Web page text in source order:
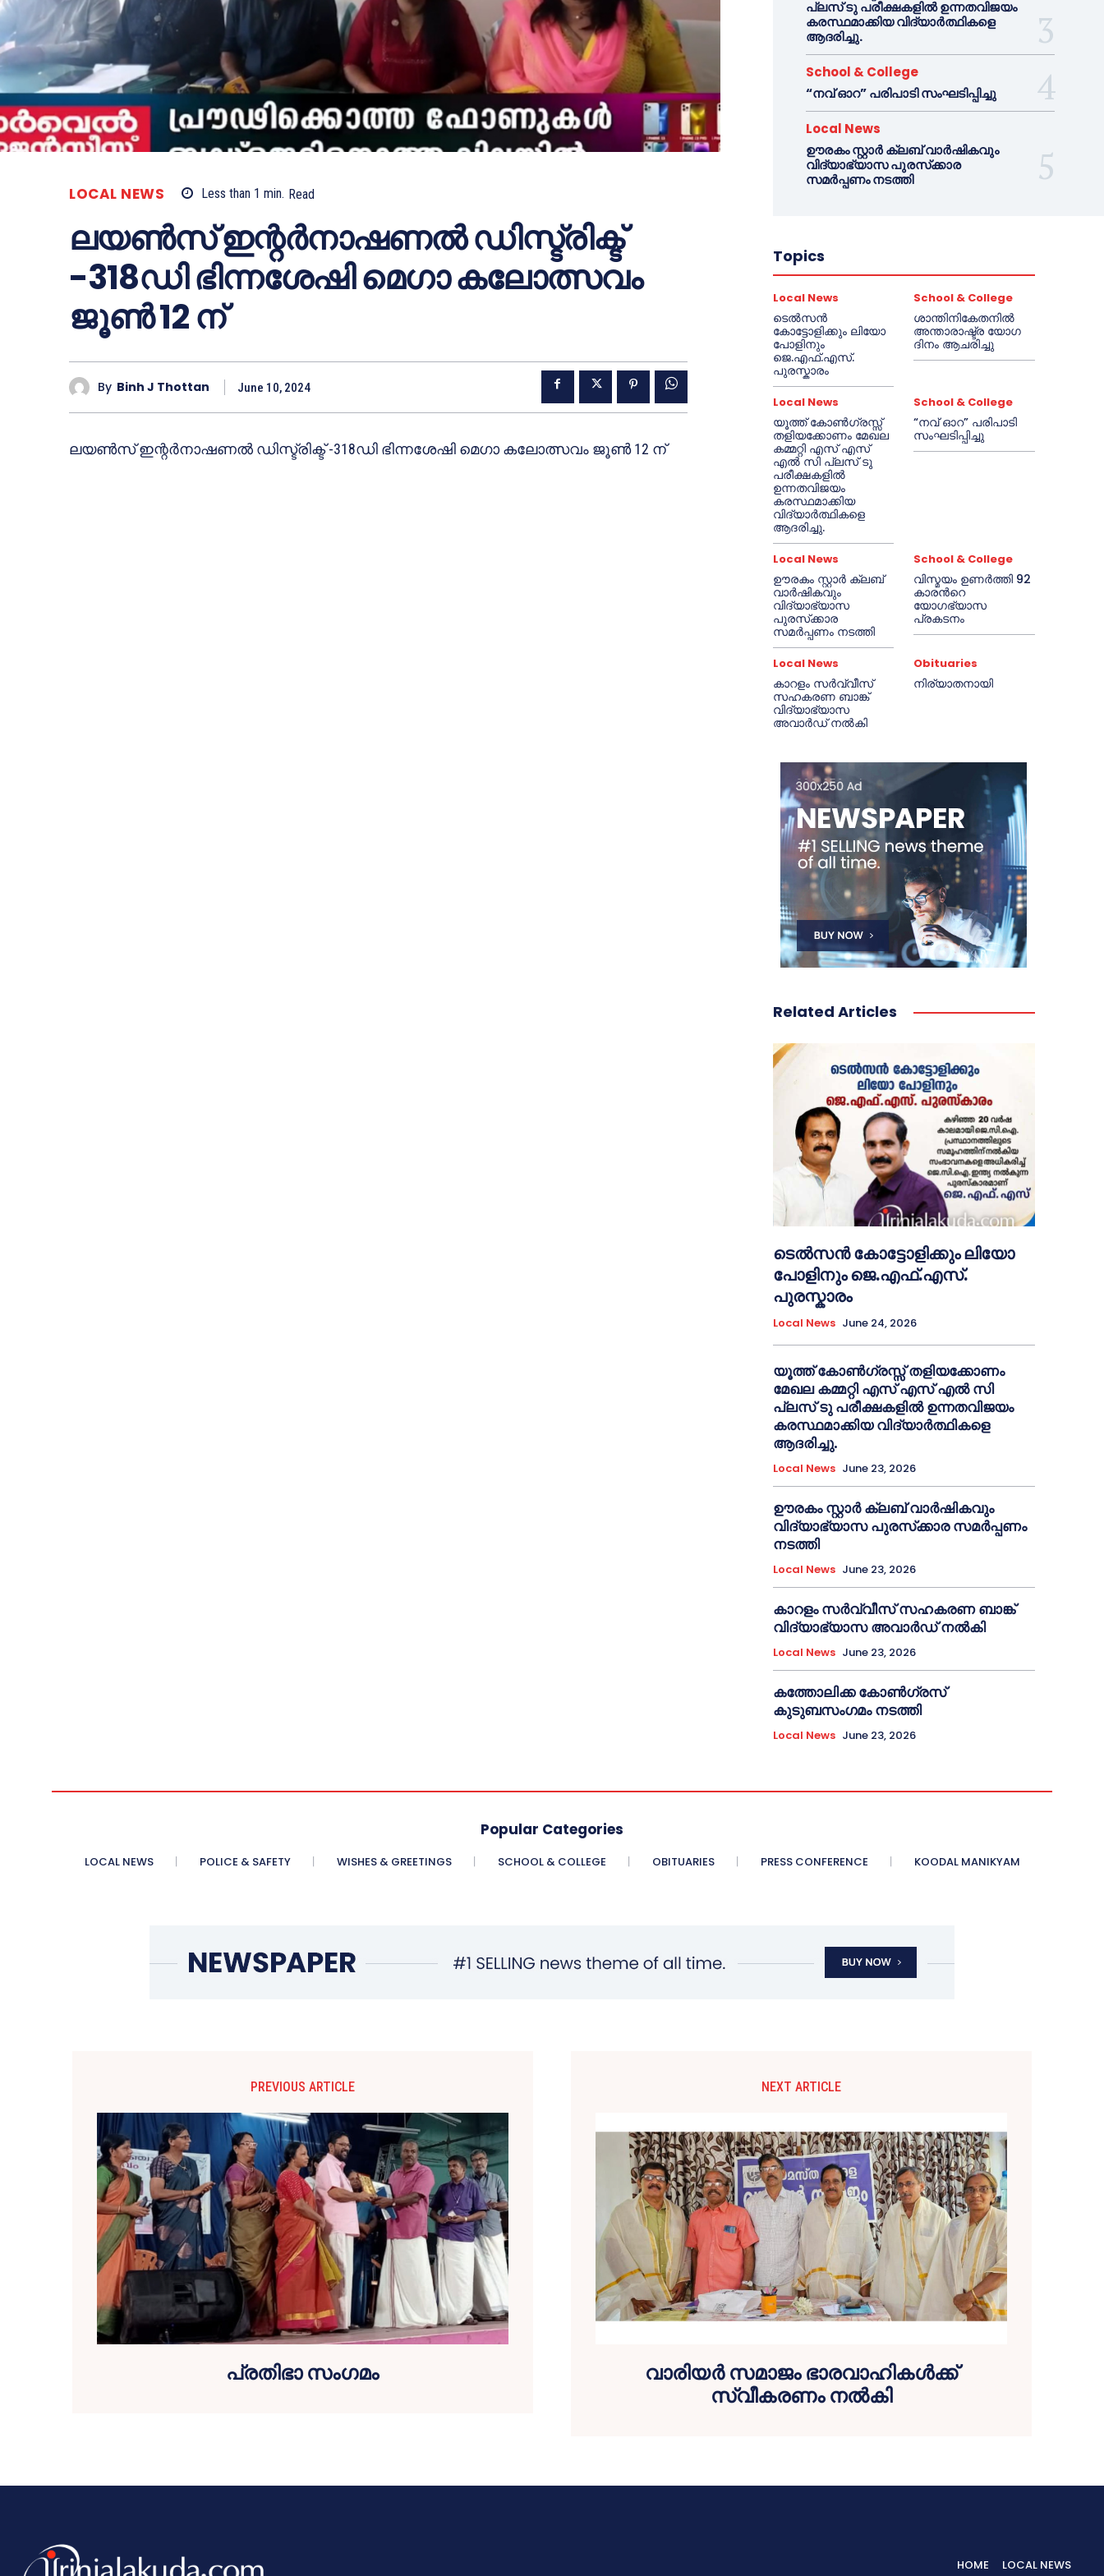
LOCAL NEWS Less than 1 min. Read
ലയൺസ് ഇന്റർനാഷണൽ ഡിസ്ട്രിക്ട്
-318ഡി ഭിന്നശേഷി മെഗാ കലോത്സവം
ജൂൺ 12 ന്
By Binh J Thottan June 10, 2024
ലയൺസ് ഇന്റർനാഷണൽ ഡിസ്ട്രിക്ട് -318ഡി ഭിന്നശേഷി മെഗാ കലോത്സവം ജൂൺ 12 ന്
പ്ലസ് ടു പരീക്ഷകളിൽ ഉന്നതവിജയം
കരസ്ഥമാക്കിയ വിദ്യാർത്ഥികളെ
ആദരിച്ചു.
School & College
“നവ് ഓറ” പരിപാടി സംഘടിപ്പിച്ചു
Local News
ഊരകം സ്റ്റാർ ക്ലബ് വാർഷികവും
വിദ്യാഭ്യാസ പുരസ്‌ക്കാര
സമർപ്പണം നടത്തി
Topics
Local News
ടെൽസൻ
കോട്ടോളിക്കും ലിയോ
പോളിനും
ജെ.എഫ്.എസ്.
പുരസ്കാരം
School & College
ശാന്തിനികേതനിൽ
അന്താരാഷ്ട്ര യോഗ
ദിനം ആചരിച്ചു
Local News
യൂത്ത് കോൺഗ്രസ്സ്
തളിയക്കോണം മേഖല
കമ്മറ്റി എസ് എസ്
എൽ സി പ്ലസ് ടു
പരീക്ഷകളിൽ
ഉന്നതവിജയം
കരസ്ഥമാക്കിയ
വിദ്യാർത്ഥികളെ
ആദരിച്ചു.
School & College
“നവ് ഓറ” പരിപാടി
സംഘടിപ്പിച്ചു
Local News
ഊരകം സ്റ്റാർ ക്ലബ്
വാർഷികവും
വിദ്യാഭ്യാസ
പുരസ്‌ക്കാര
സമർപ്പണം നടത്തി
School & College
വിസ്മയം ഉണർത്തി 92
കാരൻറെ
യോഗഭ്യാസ
പ്രകടനം
Local News
കാറളം സർവ്വീസ്
സഹകരണ ബാങ്ക്
വിദ്യാഭ്യാസ
അവാർഡ് നൽകി
Obituaries
നിര്യാതനായി
Related Articles
ടെൽസൻ കോട്ടോളിക്കും ലിയോ
പോളിനും ജെ.എഫ്.എസ്.
പുരസ്കാരം
Local News June 24, 2026
യൂത്ത് കോൺഗ്രസ്സ് തളിയക്കോണം
മേഖല കമ്മറ്റി എസ് എസ് എൽ സി
പ്ലസ് ടു പരീക്ഷകളിൽ ഉന്നതവിജയം
കരസ്ഥമാക്കിയ വിദ്യാർത്ഥികളെ
ആദരിച്ചു.
Local News June 23, 2026
ഊരകം സ്റ്റാർ ക്ലബ് വാർഷികവും
വിദ്യാഭ്യാസ പുരസ്‌ക്കാര സമർപ്പണം
നടത്തി
Local News June 23, 2026
കാറളം സർവ്വീസ് സഹകരണ ബാങ്ക്
വിദ്യാഭ്യാസ അവാർഡ് നൽകി
Local News June 23, 2026
കത്തോലിക്ക കോൺഗ്രസ്
കുടുബസംഗമം നടത്തി
Local News June 23, 2026
Popular Categories
LOCAL NEWS POLICE & SAFETY WISHES & GREETINGS SCHOOL & COLLEGE OBITUARIES PRESS CONFERENCE KOODAL MANIKYAM
PREVIOUS ARTICLE
പ്രതിഭാ സംഗമം
NEXT ARTICLE
വാരിയർ സമാജം ഭാരവാഹികൾക്ക്
സ്വീകരണം നൽകി
HOME LOCAL NEWS